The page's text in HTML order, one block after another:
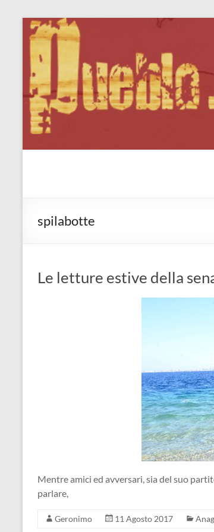
Salta
spilabotte
Le letture estive della
Mentre amici ed avversari, sia del suo
parlare,
Geronimo 11 Agosto 2017